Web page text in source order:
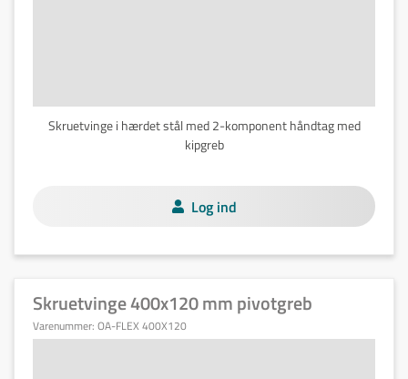
Skruetvinge i hærdet stål med 2-komponent håndtag med
kipgreb
Log ind
Skruetvinge 400x120 mm pivotgreb
Varenummer: OA-FLEX 400X120